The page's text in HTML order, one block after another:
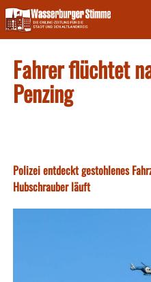
Skip
to
content
Fahrer flüchtet
Penzing
Polizei entdeckt gestohlenes
Hubschrauber läuft